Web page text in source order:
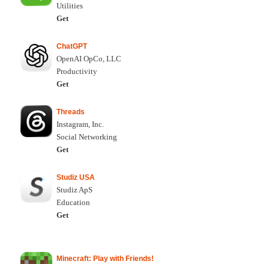
Utilities
Get
ChatGPT
OpenAI OpCo, LLC
Productivity
Get
Threads
Instagram, Inc.
Social Networking
Get
Studiz USA
Studiz ApS
Education
Get
Minecraft: Play with Friends!